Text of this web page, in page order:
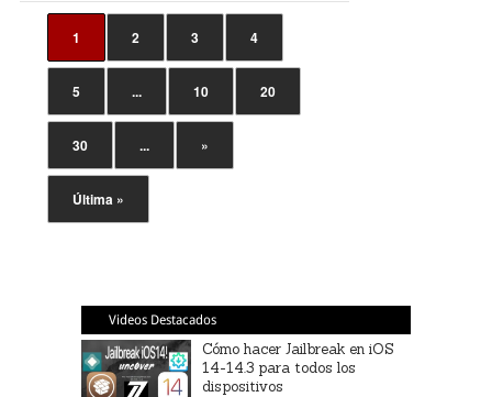
1 2 3 4
5 ... 10 20
30 ... »
Última »
Videos Destacados
Cómo hacer Jailbreak en iOS
14-14.3 para todos los
dispositivos